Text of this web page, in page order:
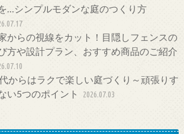
…シンプルモダンな庭のつくり方
からの視線をカット！目隠しフェンスの
方や設計プラン、おすすめ商品のご紹介
からはラクで楽しい庭づくり～頑張りす
い5つのポイント
2026.07.03